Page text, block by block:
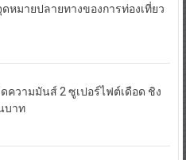
ดหมายปลายทางของการท่องเที่ยว
ความมันส์ 2 ซูเปอร์ไฟต์เดือด ชิง
บาท